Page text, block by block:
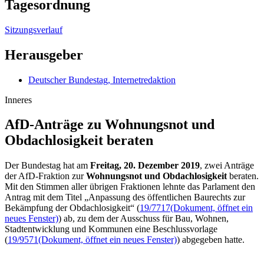
Tagesordnung
Sitzungsverlauf
Herausgeber
Deutscher Bundestag, Internetredaktion
Inneres
AfD-Anträge zu Wohnungs­not und
Obdach­losigkeit beraten
Der Bundestag hat am Freitag, 20. Dezember 2019, zwei Anträge
der AfD-Fraktion zurWohnungsnot und Obdachlosigkeit beraten.
Mit den Stimmen aller übrigen Fraktionen lehnte das Parlament den
Antrag mit dem Titel „Anpassung des öffentlichen Baurechts zur
Bekämpfung der Obdachlosigkeit“ (19/7717(Dokument, öffnet ein
neues Fenster)) ab, zu dem der Ausschuss für Bau, Wohnen,
Stadtentwicklung und Kommunen eine Beschlussvorlage
(19/9571(Dokument, öffnet ein neues Fenster)) abgegeben hatte.